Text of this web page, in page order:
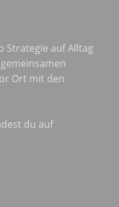
Strategie auf Alltag
Ort mit den
du auf